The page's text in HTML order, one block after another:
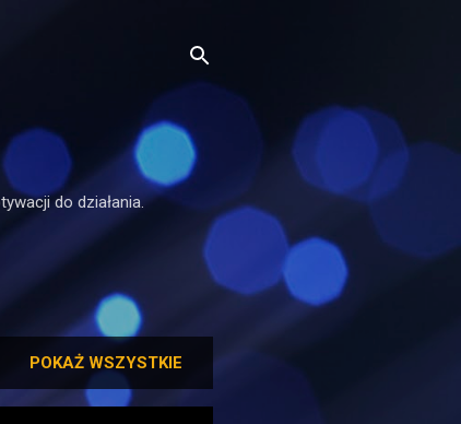
do działania.
POKAŻ WSZYSTKIE